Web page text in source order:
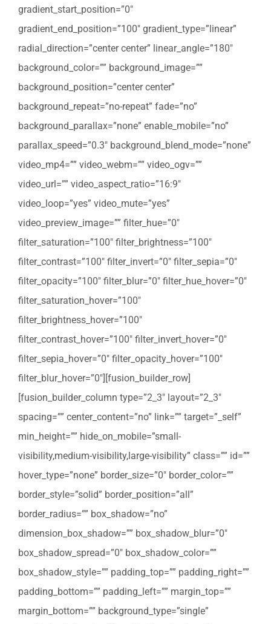
gradient_start_position=”0″
gradient_end_position=”100″ gradient_type=”linear”
radial_direction=”center center” linear_angle=”180″
background_color=”” background_image=””
background_position=”center center”
background_repeat=”no-repeat” fade=”no”
background_parallax=”none” enable_mobile=”no”
parallax_speed=”0.3″ background_blend_mode=”none”
video_mp4=”” video_webm=”” video_ogv=””
video_url=”” video_aspect_ratio=”16:9″
video_loop=”yes” video_mute=”yes”
video_preview_image=”” filter_hue=”0″
filter_saturation=”100″ filter_brightness=”100″
filter_contrast=”100″ filter_invert=”0″ filter_sepia=”0″
filter_opacity=”100″ filter_blur=”0″ filter_hue_hover=”0″
filter_saturation_hover=”100″
filter_brightness_hover=”100″
filter_contrast_hover=”100″ filter_invert_hover=”0″
filter_sepia_hover=”0″ filter_opacity_hover=”100″
filter_blur_hover=”0″][fusion_builder_row]
[fusion_builder_column type=”2_3″ layout=”2_3″
spacing=”” center_content=”no” link=”” target=”_self”
min_height=”” hide_on_mobile=”small-
visibility,medium-visibility,large-visibility” class=”” id=””
hover_type=”none” border_size=”0″ border_color=””
border_style=”solid” border_position=”all”
border_radius=”” box_shadow=”no”
dimension_box_shadow=”” box_shadow_blur=”0″
box_shadow_spread=”0″ box_shadow_color=””
box_shadow_style=”” padding_top=”” padding_right=””
padding_bottom=”” padding_left=”” margin_top=””
margin_bottom=”” background_type=”single”